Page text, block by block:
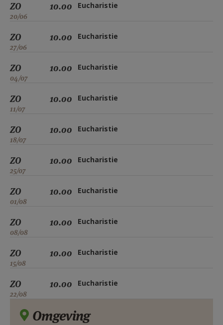
ZO
20/06
10.00 Eucharistie
ZO
27/06
10.00 Eucharistie
ZO
04/07
10.00 Eucharistie
ZO
11/07
10.00 Eucharistie
ZO
18/07
10.00 Eucharistie
ZO
25/07
10.00 Eucharistie
ZO
01/08
10.00 Eucharistie
ZO
08/08
10.00 Eucharistie
ZO
15/08
10.00 Eucharistie
ZO
22/08
10.00 Eucharistie
Omgeving